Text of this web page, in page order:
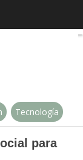
la red
Tecnología
para